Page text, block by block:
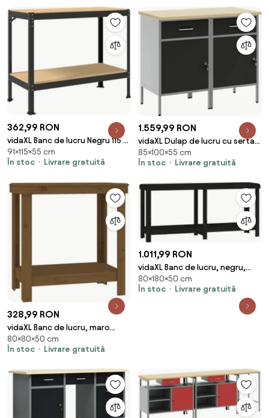
362,99 RON
vidaXL Banc de lucru Negru 115 x
55 x 91 cm Lemn aranjat și metal
91×115×55 cm
În stoc
Livrare gratuită
1.559,99 RON
vidaXL Dulap de lucru cu sertar
2 pcs Negru și Gri 100 x 55 x 85
cm
85×100×55 cm
În stoc
Livrare gratuită
328,99 RON
vidaXL Banc de lucru, maro
miere, 80x50x80 cm, lemn
masiv pin
80×80×50 cm
În stoc
Livrare gratuită
1.011,99 RON
vidaXL Banc de lucru, negru,
180x50x80 cm, lemn masiv pin
80×180×50 cm
În stoc
Livrare gratuită